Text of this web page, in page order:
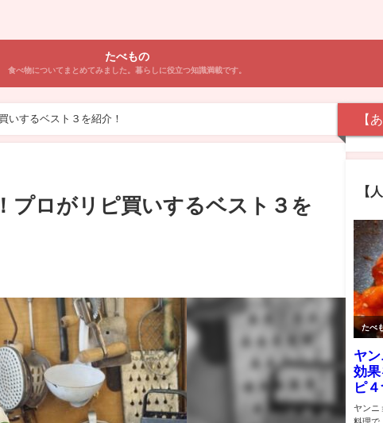
たべもの
食べ物についてまとめてみました。暮らしに役立つ知識満載です。
いするベスト３を紹介！
プロがリピ買いするベスト３を
【
【